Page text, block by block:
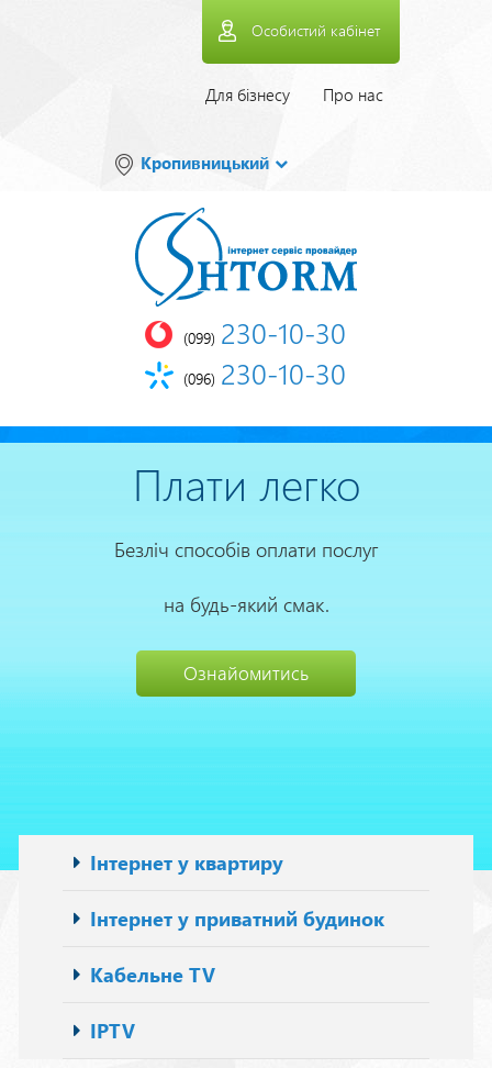
Особистий кабінет
Верхнее
Для бізнесу Про нас
Кропивницький
(099) 230-10-30
(096) 230-10-30
Плати легко
Безліч способів оплати послуг
на будь-який смак.
Ознайомитись
Основна
навіґація
Інтернет у квартиру
Інтернет у приватний будинок
Кабельне TV
IPTV